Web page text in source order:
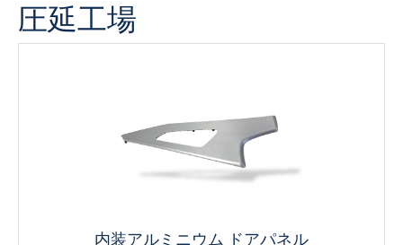
圧延工場
内装アルミニウム ドアパネル